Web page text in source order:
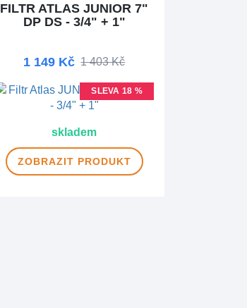
FILTR ATLAS JUNIOR 7"
DP DS - 3/4" + 1"
1 149 Kč 1 403 Kč
SLEVA 18 %
skladem
ZOBRAZIT PRODUKT